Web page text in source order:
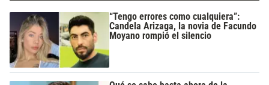
“Tengo errores como cualquiera”:
Candela Arizaga, la novia de Facundo
Moyano rompió el silencio